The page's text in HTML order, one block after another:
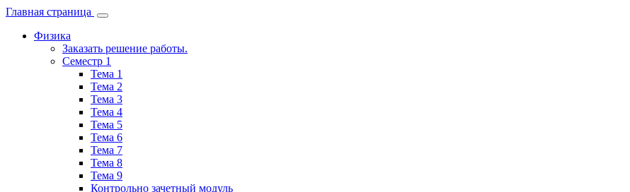
Главная страница
Физика
Заказать решение работы.
Семестр 1
Тема 1
Тема 2
Тема 3
Тема 4
Тема 5
Тема 6
Тема 7
Тема 8
Тема 9
Контрольно зачетный модуль